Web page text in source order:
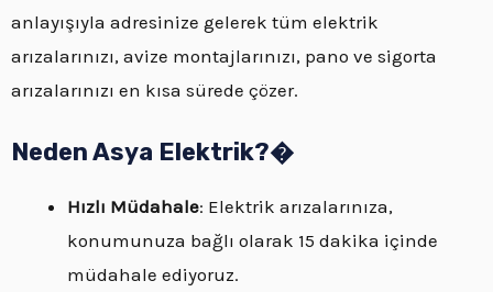
anlayışıyla adresinize gelerek tüm elektrik
arızalarınızı, avize montajlarınızı, pano ve sigorta
arızalarınızı en kısa sürede çözer.
Neden Asya Elektrik?�
Hızlı Müdahale: Elektrik arızalarınıza,
konumunuza bağlı olarak 15 dakika içinde
müdahale ediyoruz.